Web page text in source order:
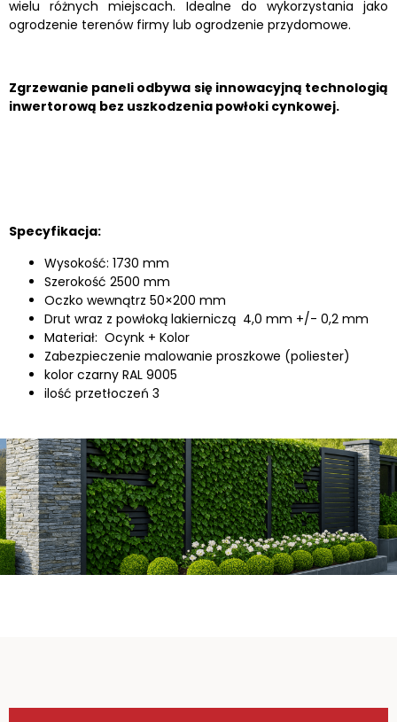
wielu różnych miejscach. Idealne do wykorzystania jako
ogrodzenie terenów firmy lub ogrodzenie przydomowe.
Zgrzewanie paneli odbywa się innowacyjną technologią
inwertorową bez uszkodzenia powłoki cynkowej.
Specyfikacja:
Wysokość: 1730 mm
Szerokość 2500 mm
Oczko wewnątrz 50×200 mm
Drut wraz z powłoką lakierniczą 4,0 mm +/- 0,2 mm
Materiał: Ocynk + Kolor
Zabezpieczenie malowanie proszkowe (poliester)
kolor czarny RAL 9005
ilość przetłoczeń 3